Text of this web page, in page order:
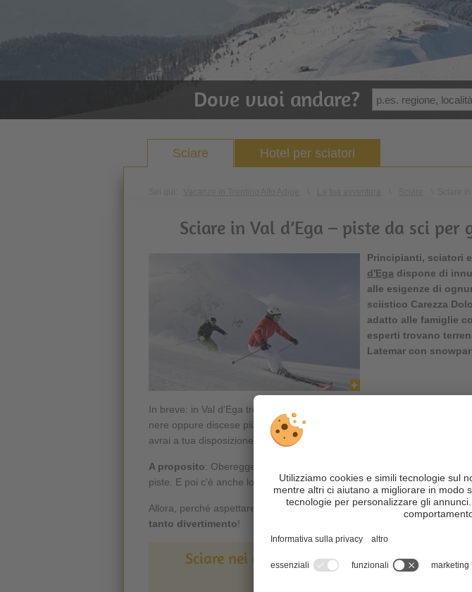
Dove vuoi andare?
Sciare Hotel per sciatori
Sciare in Val d’Ega – piste da sci per
Principianti, sciatori
d'Ega dispone di
alle esigenze di
sciistico Carezza
adatto alle famiglie
esperti trovano
Latemar con
In breve: in Val d'Ega trovi
nere oppure discese più tranquille e semplici per te e i tuoi bambini. Se
avrai a tua disposizione anche una halfpipe.
A proposito: Obereggen, nello Ski Center Latemar, è stata premiata
piste. E poi c'è anche lo slittino notturno e lo sci notturno 2 volte a
Allora, perché aspettare? Recati alla scuola sci e poi sulle piste della
tanto divertimento!
Sciare nei comprensori sciistici della Val
impianti e piste